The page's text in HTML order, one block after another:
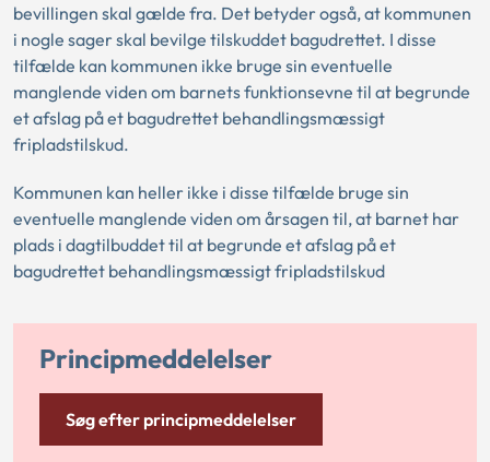
bevillingen skal gælde fra. Det betyder også, at kommunen
i nogle sager skal bevilge tilskuddet bagudrettet. I disse
tilfælde kan kommunen ikke bruge sin eventuelle
manglende viden om barnets funktionsevne til at begrunde
et afslag på et bagudrettet behandlingsmæssigt
fripladstilskud.
Kommunen kan heller ikke i disse tilfælde bruge sin
eventuelle manglende viden om årsagen til, at barnet har
plads i dagtilbuddet til at begrunde et afslag på et
bagudrettet behandlingsmæssigt fripladstilskud
Principmeddelelser
Søg efter principmeddelelser